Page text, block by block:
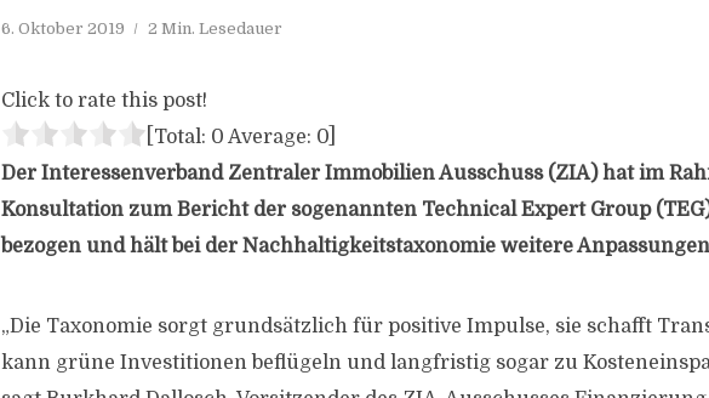
6. Oktober 2019 2 Min. Lesedauer
Click to rate this post!
[Total: 0 Average: 0
Der Interessenverband Zentraler Immobilien Ausschuss (ZIA) hat im
Konsultation zum Bericht der sogenannten Technical Expert Group
bezogen und hält bei der Nachhaltigkeitstaxonomie weitere
„Die Taxonomie sorgt grundsätzlich für positive Impulse, sie schafft
kann grüne Investitionen beflügeln und langfristig sogar zu